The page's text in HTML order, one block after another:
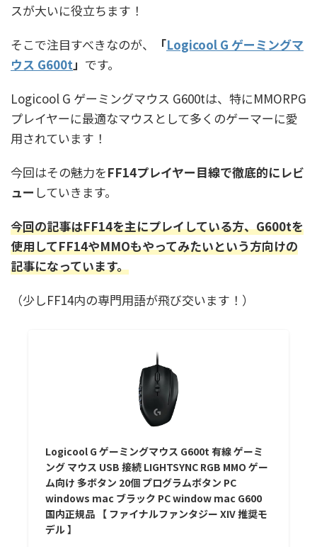
スが大いに役立ちます！
そこで注目すべきなのが、
「Logicool G ゲーミングマ
ウス G600t 」 です。
Logicool G ゲーミングマウス G600tは、特にMMORPG
プレイヤーに最適なマウスとして多くのゲーマーに愛
用されています！
今回はその魅力をFF14プレイヤー目線で徹底的にレビ
ュー していきます。
今回の記事はFF14を主にプレイしている方、G600tを
使用してFF14やMMOもやってみたいという方向けの
記事になっています。
（少しFF14内の専門用語が飛び交います！）
Logicool G ゲーミングマウス G600t 有線 ゲーミ
ング マウス USB 接続 LIGHTSYNC RGB MMO ゲー
ム向け 多ボタン 20個 プログラムボタン PC
windows mac ブラック PC window mac G600
国内正規品 【 ファイナルファンタジー XIV 推奨モ
デル 】